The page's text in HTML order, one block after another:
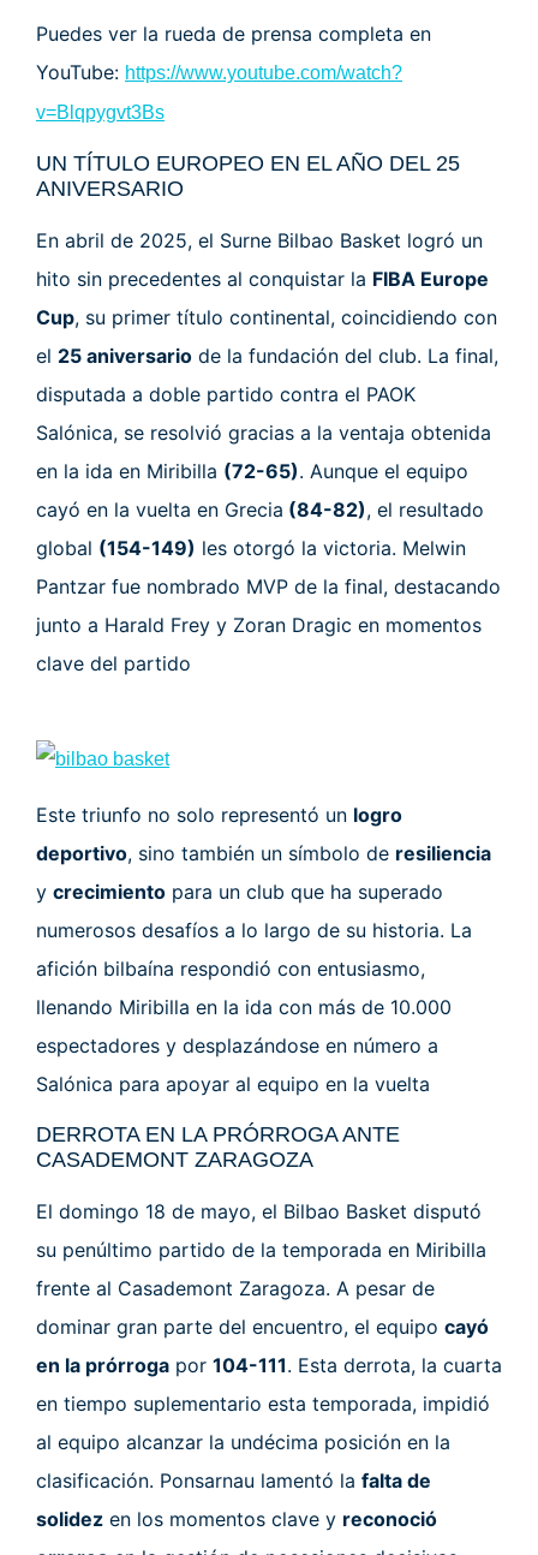
Puedes ver la rueda de prensa completa en
YouTube: https://www.youtube.com/watch?
v=Blqpygvt3Bs
UN TÍTULO EUROPEO EN EL AÑO DEL 25
ANIVERSARIO
En abril de 2025, el Surne Bilbao Basket logró un
hito sin precedentes al conquistar la FIBA Europe
Cup, su primer título continental, coincidiendo con
el 25 aniversario de la fundación del club. La final,
disputada a doble partido contra el PAOK
Salónica, se resolvió gracias a la ventaja obtenida
en la ida en Miribilla (72-65). Aunque el equipo
cayó en la vuelta en Grecia (84-82), el resultado
global (154-149) les otorgó la victoria. Melwin
Pantzar fue nombrado MVP de la final, destacando
junto a Harald Frey y Zoran Dragic en momentos
clave del partido
Este triunfo no solo representó un logro
deportivo, sino también un símbolo de resiliencia
y crecimiento para un club que ha superado
numerosos desafíos a lo largo de su historia. La
afición bilbaína respondió con entusiasmo,
llenando Miribilla en la ida con más de 10.000
espectadores y desplazándose en número a
Salónica para apoyar al equipo en la vuelta
DERROTA EN LA PRÓRROGA ANTE
CASADEMONT ZARAGOZA
El domingo 18 de mayo, el Bilbao Basket disputó
su penúltimo partido de la temporada en Miribilla
frente al Casademont Zaragoza. A pesar de
dominar gran parte del encuentro, el equipo cayó
en la prórroga por 104-111. Esta derrota, la cuarta
en tiempo suplementario esta temporada, impidió
al equipo alcanzar la undécima posición en la
clasificación. Ponsarnau lamentó la falta de
solidez en los momentos clave y reconoció